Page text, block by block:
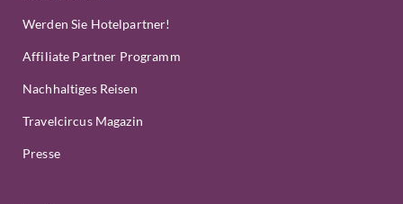
Werden Sie Hotelpartner!
Affiliate Partner Programm
Nachhaltiges Reisen
Travelcircus Magazin
Presse